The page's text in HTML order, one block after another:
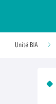
Unité BIA